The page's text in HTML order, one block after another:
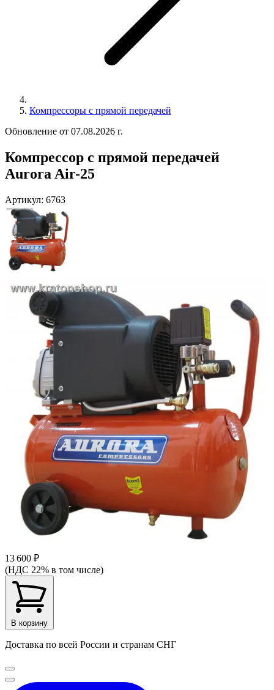
Компрессоры с прямой передачей
Обновление от 07.08.2026 г.
Компрессор с прямой передачей
Aurora Air-25
Артикул: 6763
13 600 ₽
(НДС 22% в том числе)
В корзину
Доставка по всей России и странам СНГ